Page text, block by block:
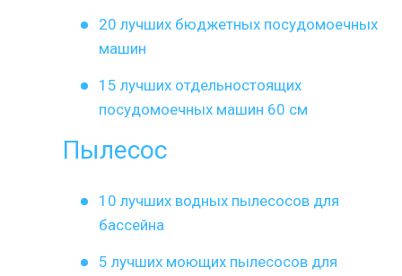
20 лучших бюджетных посудомоечных
машин
15 лучших отдельностоящих
посудомоечных машин 60 см
Пылесос
10 лучших водных пылесосов для
бассейна
5 лучших моющих пылесосов для